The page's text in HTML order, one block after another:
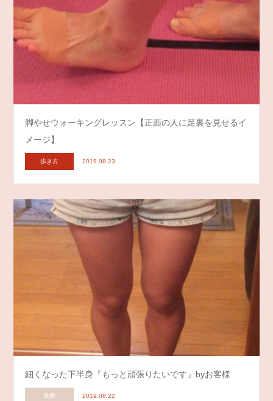
脚やせウォーキングレッスン【正面の人に足裏を見せるイ
メージ】
歩き方 2019.08.23
細くなった下半身『もっと頑張りたいです』byお客様
美脚 2019.08.22